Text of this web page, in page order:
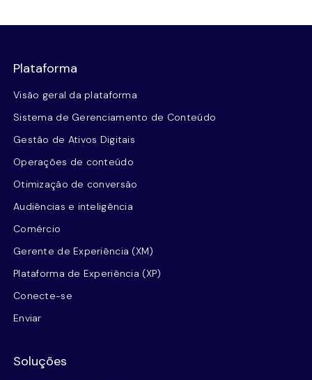
Plataforma
Visão geral da plataforma
Sistema de Gerenciamento de Conteúdo
Gestão de Ativos Digitais
Operações de conteúdo
Otimização de conversão
Audiências e inteligência
Comércio
Gerente de Experiência (XM)
Plataforma de Experiência (XP)
Conecte-se
Enviar
Soluções